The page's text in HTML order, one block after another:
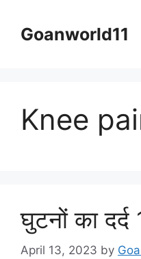
contentGoanworld11
Knee
घुटनों का
April 13, 2023 by